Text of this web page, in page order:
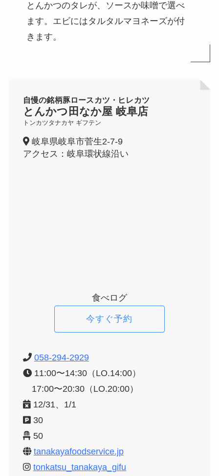
とんかつのタレが、ソースか味噌で選べ
ます。エビにはタルタルマヨネーズが付
きます。
自慢の銘柄豚ロースカツ・ヒレカツ
とんかつ田なか屋 岐阜店
トンカツタナカヤ ギフテン
岐阜県岐阜市菅生2-7-9
アクセス：岐阜環状線沿い
食べログ
今すぐ予約
058-294-2929
11:00〜14:30（LO.14:00）
17:00〜20:30（LO.20:00）
12/31、1/1
30
50
tanakayafoodservice.jp
tonkatsu_tanakaya_gifu